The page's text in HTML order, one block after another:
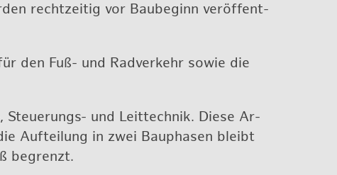
recht­zei­tig vor Bau­be­ginn ver­öf­fent­
den Fuß- und Rad­ver­kehr sowie die
und Leit­tech­nik. Diese Ar­
Auf­tei­lung in zwei Bau­pha­sen bleibt
be­grenzt.